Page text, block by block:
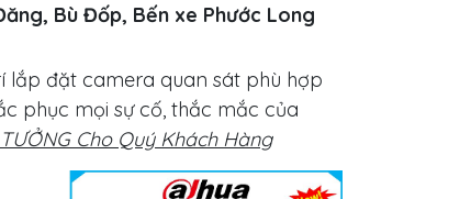
Bù Đốp, Bến xe Phước Long
lắp đặt camera quan sát phù hợp
phục mọi sự cố, thắc mắc của
Cho Quý Khách Hàng